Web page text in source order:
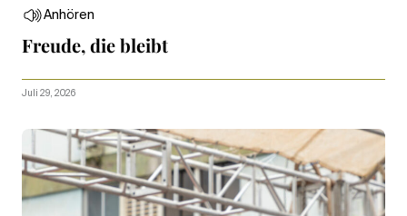
Anhören
Freude, die bleibt
Juli 29, 2026